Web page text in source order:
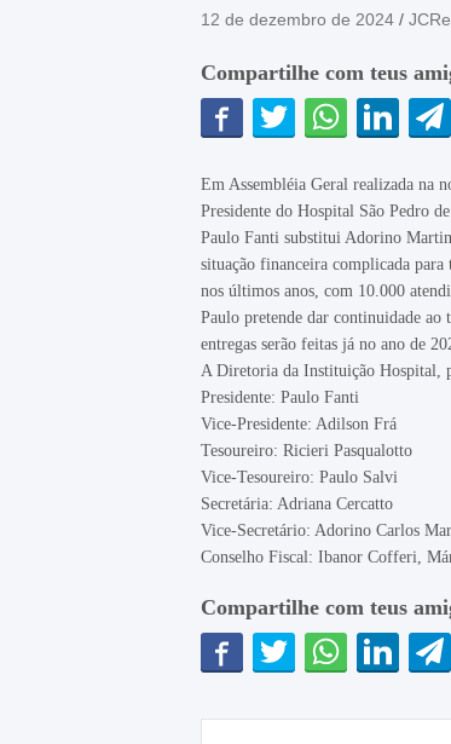
12 de dezembro de 2024
Compartilhe com teus
Em Assembléia Geral realizada na
Presidente do Hospital São Pedro
Paulo Fanti substitui Adorino
situação financeira complicada
nos últimos anos, com 10.000
Paulo pretende dar continuidade
entregas serão feitas já no ano de
A Diretoria da Instituição Hospital,
Presidente: Paulo Fanti
Vice-Presidente: Adilson Frá
Tesoureiro: Ricieri Pasqualotto
Vice-Tesoureiro: Paulo Salvi
Secretária: Adriana Cercatto
Vice-Secretário: Adorino Carlos
Conselho Fiscal: Ibanor Cofferi,
Compartilhe com teus